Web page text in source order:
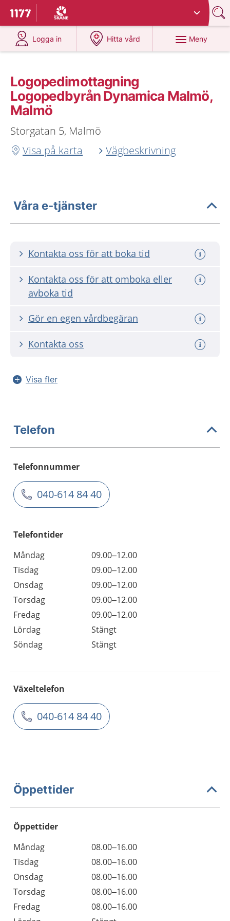
Till startsidan för 1177
Du har valt region
Logga in
på 1177.se
Hitta vård
på 1177.se
Meny
Logopedimottagning
Logopedbyrån Dynamica Malmö,
Malmö
Storgatan 5, Malmö
Visa på karta
Vägbeskrivning
Våra e-tjänster
Kontakta oss för att boka tid
Kontakta oss för att omboka eller
avboka tid
Gör en egen vårdbegäran
Kontakta oss
Visa fler
Telefon
Telefonnummer
040-614 84 40
Telefontider
Måndag
09.00–12.00
Tisdag
09.00–12.00
Onsdag
09.00–12.00
Torsdag
09.00–12.00
Fredag
09.00–12.00
Lördag
Stängt
Söndag
Stängt
Växeltelefon
040-614 84 40
Öppettider
Öppettider
Dag
Öppettider
Kommentarer
Måndag
08.00–16.00
Tisdag
08.00–16.00
Onsdag
08.00–16.00
Torsdag
08.00–16.00
Fredag
08.00–16.00